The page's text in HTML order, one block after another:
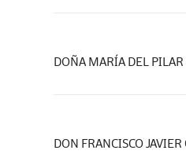
DOÑA MARÍA DEL PILAR
DON FRANCISCO